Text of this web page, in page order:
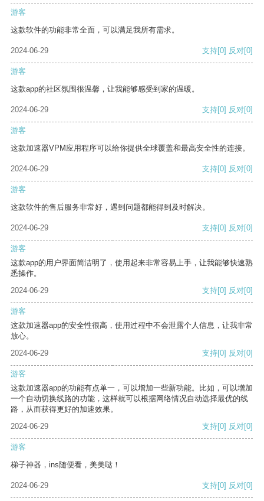
游客
这款软件的功能非常全面，可以满足我所有需求。
2024-06-29 支持[0] 反对[0]
游客
这款app的社区氛围很温馨，让我能够感受到家的温暖。
2024-06-29 支持[0] 反对[0]
游客
这款加速器VPM应用程序可以给你提供全球覆盖和最高安全性的连接。
2024-06-29 支持[0] 反对[0]
游客
这款软件的售后服务非常好，遇到问题都能得到及时解决。
2024-06-29 支持[0] 反对[0]
游客
这款app的用户界面简洁明了，使用起来非常容易上手，让我能够快速熟
悉操作。
2024-06-29
支持[0] 反对[0]
游客
这款加速器app的安全性很高，使用过程中不会泄露个人信息，让我非常
放心。
2024-06-29
支持[0] 反对[0]
游客
这款加速器app的功能有点单一，可以增加一些新功能。比如，可以增加
一个自动切换线路的功能，这样就可以根据网络情况自动选择最优的线
路，从而获得更好的加速效果。
2024-06-29
支持[0] 反对[0]
游客
梯子神器，ins随便看，美美哒！
2024-06-29 支持[0] 反对[0]